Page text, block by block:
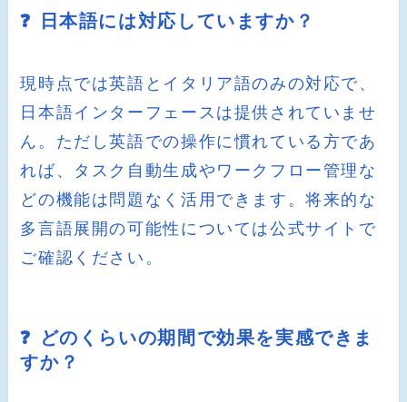
❓ 日本語には対応していますか？
現時点では英語とイタリア語のみの対応で、
日本語インターフェースは提供されていませ
ん。ただし英語での操作に慣れている方であ
れば、タスク自動生成やワークフロー管理な
どの機能は問題なく活用できます。将来的な
多言語展開の可能性については公式サイトで
ご確認ください。
❓ どのくらいの期間で効果を実感できま
すか？